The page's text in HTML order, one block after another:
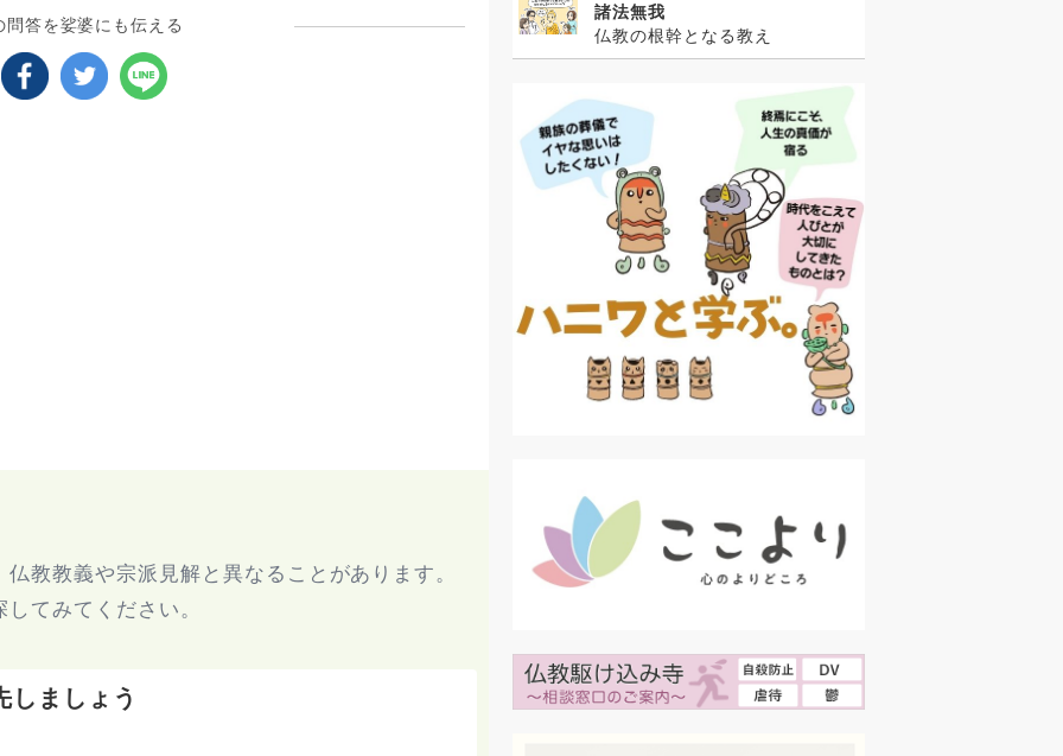
問答を娑婆にも伝える
教教義や宗派見解と異なることがあります。
てみてください。
しましょう
諸法無我
仏教の根幹となる教え